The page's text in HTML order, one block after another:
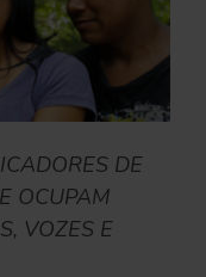
DE
OCUPAM
VOZES E